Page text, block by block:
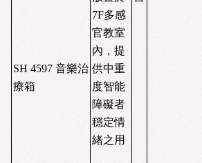
SH 4597 音樂治
療箱
7F多感
官教室
內，提
供中重
度智能
障礙者
穩定情
緒之用